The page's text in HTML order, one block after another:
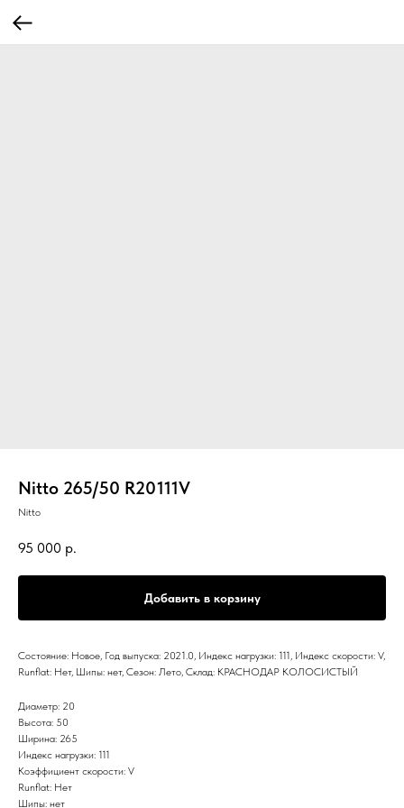
Nitto 265/50 R20111V
Nitto
95 000 р.
Добавить в корзину
Состояние: Новое, Год выпуска: 2021.0, Индекс нагрузки: 111, Индекс скорости: V,
Runflat: Нет, Шипы: нет, Сезон: Лето, Склад: КРАСНОДАР КОЛОСИСТЫЙ
Диаметр: 20
Высота: 50
Ширина: 265
Индекс нагрузки: 111
Коэффициент скорости: V
Runflat: Нет
Шипы: нет